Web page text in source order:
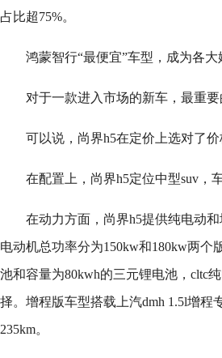
占比超75%。
鸿蒙智行“最便宜”车型，成为各大
对于一款进入市场的新车，最重
可以说，尚界h5在定价上选对了价
在配置上，尚界h5定位中型suv，
在动力方面，尚界h5提供纯电动
电动机总功率分为150kw和180kw两个
池和容量为80kwh的三元锂电池，cltc
择。增程版车型搭载上汽dmh 1.5l增程
235km。